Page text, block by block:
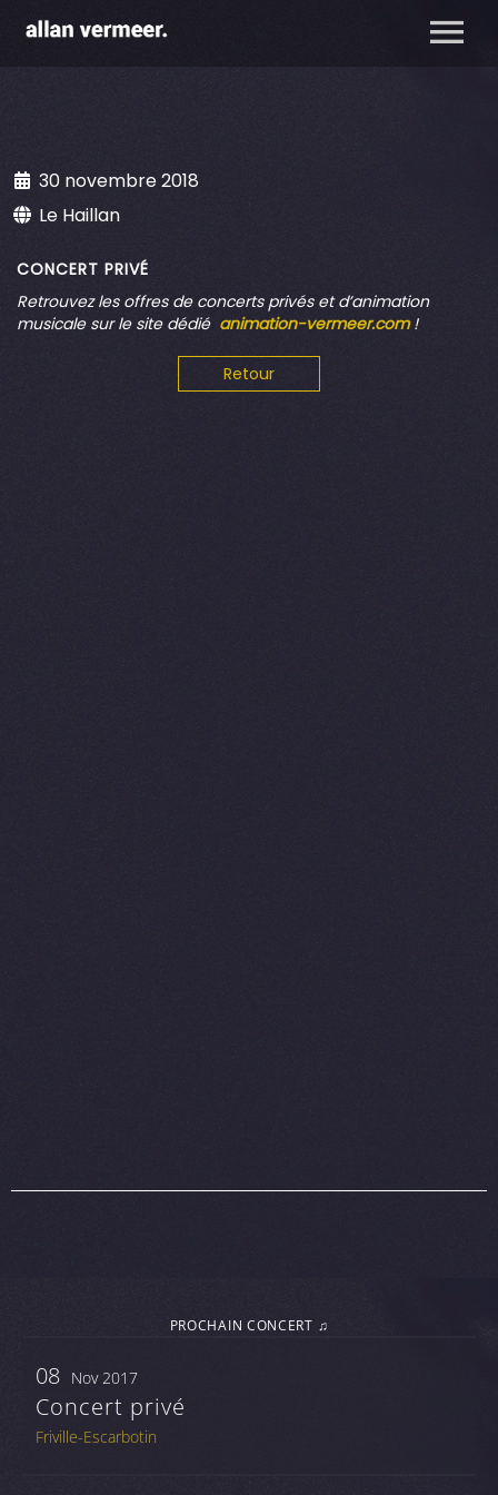
30 novembre 2018
Le Haillan
CONCERT PRIVÉ
Retrouvezles offres de concerts privés et d’animation
musicale sur le site dédié animation-vermeer.com !
Retour
PROCHAIN CONCERT ♫
08 Nov 2017
Concert privé
Friville-Escarbotin